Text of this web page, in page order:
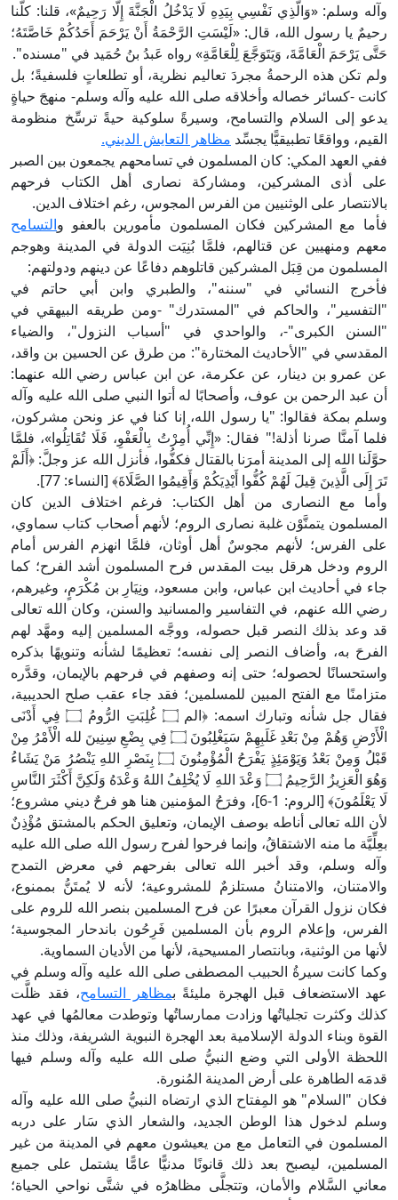
وآله وسلم: «وَالَّذِي نَفْسِي بِيَدِهِ لَا يَدْخُلُ الْجَنَّةَ إِلَّا رَحِيمٌ»، قلنا: كلُّنا
رحيمٌ يا رسول الله، قال: «لَيْسَتِ الرَّحْمَةُ أَنْ يَرْحَمَ أَحَدُكُمْ خَاصَّتَهُ؛
حَتَّى يَرْحَمَ الْعَامَّةَ، وَيَتَوَجَّعَ لِلْعَامَّةِ» رواه عَبدُ بنُ حُمَيد في "مسنده".
ولم تكن هذه الرحمةُ مجردَ تعاليم نظرية، أو تطلعاتٍ فلسفيةً؛ بل
كانت -كسائر خصاله وأخلاقه صلى الله عليه وآله وسلم- منهجَ حياةٍ
يدعو إلى السلام والتسامح، وسيرةً سلوكية حيةً ترسِّخ منظومة
القيم، وواقعًا تطبيقيًّا يجسِّد مظاهر التعايش الديني.
ففي العهد المكي: كان المسلمون في تسامحهم يجمعون بين الصبر
على أذى المشركين، ومشاركة نصارى أهل الكتاب فرحهم
بالانتصار على الوثنيين من الفرس المجوس، رغم اختلاف الدين.
فأما مع المشركين فكان المسلمون مأمورين بالعفو والتسامح
معهم ومنهيين عن قتالهم، فلمَّا بُنِيَت الدولة في المدينة وهوجم
المسلمون من قِبَل المشركين قاتلوهم دفاعًا عن دينهم ودولتهم:
فأخرج النسائي في "سننه"، والطبري وابن أبي حاتم في
"التفسير"، والحاكم في "المستدرك" -ومن طريقه البيهقي في
"السنن الكبرى"-، والواحدي في "أسباب النزول"، والضياء
المقدسي في "الأحاديث المختارة": من طرق عن الحسين بن واقد،
عن عمرو بن دينار، عن عكرمة، عن ابن عباس رضي الله عنهما:
أن عبد الرحمن بن عوف، وأصحابًا له أتوا النبي صلى الله عليه وآله
وسلم بمكة فقالوا: "يا رسول الله، إنا كنا في عز ونحن مشركون،
فلما آمنَّا صرنا أذلة!" فقال: «إِنِّي أُمِرْتُ بِالْعَفْوِ، فَلَا تُقَاتِلُوا»، فلمَّا
حوَّلَنا الله إلى المدينة أمرَنا بالقتال فكفُّوا، فأنزل الله عز وجلَّ: ﴿أَلَمْ
تَرَ إِلَى الَّذِينَ قِيلَ لَهُمْ كُفُّوا أَيْدِيَكُمْ وَأَقِيمُوا الصَّلَاةَ﴾ [النساء: 77].
وأما مع النصارى من أهل الكتاب: فرغم اختلاف الدين كان
المسلمون يتمنَّوْن غلبة نصارى الروم؛ لأنهم أصحاب كتاب سماوي،
على الفرس؛ لأنهم مجوسٌ أهل أوثان، فلمَّا انهزم الفرس أمام
الروم ودخل هرقل بيت المقدس فرح المسلمون أشد الفرح؛ كما
جاء في أحاديث ابن عباس، وابن مسعود، ونِيَارِ بن مُكْرَمٍ، وغيرهم،
رضي الله عنهم، في التفاسير والمسانيد والسنن، وكان الله تعالى
قد وعد بذلك النصر قبل حصوله، ووجَّه المسلمين إليه ومهَّد لهم
الفرحَ به، وأضاف النصر إلى نفسه؛ تعظيمًا لشأنه وتنويهًا بذكره
واستحسانًا لحصوله؛ حتى إنه وصفهم في فرحهم بالإيمان، وقدَّره
متزامنًا مع الفتح المبين للمسلمين؛ فقد جاء عقب صلح الحديبية،
فقال جل شأنه وتبارك اسمه: ﴿الم ۝ غُلِبَتِ الرُّومُ ۝ فِي أَدْنَى
الْأَرْضِ وَهُمْ مِنْ بَعْدِ غَلَبِهِمْ سَيَغْلِبُونَ ۝ فِي بِضْعِ سِنِينَ لله الْأَمْرُ مِنْ
قَبْلُ وَمِنْ بَعْدُ وَيَوْمَئِذٍ يَفْرَحُ الْمُؤْمِنُونَ ۝ بِنَصْرِ اللهِ يَنْصُرُ مَنْ يَشَاءُ
وَهُوَ الْعَزِيزُ الرَّحِيمُ ۝ وَعْدَ اللهِ لَا يُخْلِفُ اللهُ وَعْدَهُ وَلَكِنَّ أَكْثَرَ النَّاسِ
لَا يَعْلَمُونَ﴾ [الروم: 1-6]، وفرَحُ المؤمنين هنا هو فرحٌ ديني مشروع؛
لأن الله تعالى أناطه بوصف الإيمان، وتعليق الحكم بالمشتق مُؤْذِنٌ
بعِلِّيَّة ما منه الاشتقاقُ، وإنما فرحوا لفرح رسول الله صلى الله عليه
وآله وسلم، وقد أخبر الله تعالى بفرحهم في معرض التمدح
والامتنان، والامتنانُ مستلزمٌ للمشروعية؛ لأنه لا يُمتَنُّ بممنوع،
فكان نزول القرآن معبرًا عن فرح المسلمين بنصر الله للروم على
الفرس، وإعلام الروم بأن المسلمين فَرِحُون باندحار المجوسية؛
لأنها من الوثنية، وبانتصار المسيحية، لأنها من الأديان السماوية.
وكما كانت سيرةُ الحبيب المصطفى صلى الله عليه وآله وسلم في
عهد الاستضعاف قبل الهجرة مليئةً بمظاهر التسامح، فقد ظلَّت
كذلك وكثرت تجلياتُها وزادت ممارساتُها وتوطدت معالمُها في عهد
القوة وبناء الدولة الإسلامية بعد الهجرة النبوية الشريفة، وذلك منذ
اللحظة الأولى التي وضع النبيُّ صلى الله عليه وآله وسلم فيها
قدمَه الطاهرة على أرض المدينة المُنورة.
فكان "السلام" هو المِفتاح الذي ارتضاه النبيُّ صلى الله عليه وآله
وسلم لدخول هذا الوطن الجديد، والشعار الذي سَار على دربه
المسلمون في التعامل مع من يعيشون معهم في المدينة من غير
المسلمين، ليصبح بعد ذلك قانونًا مدنيًّا عامًّا يشتمل على جميع
معاني السَّلام والأمان، وتتجلَّى مظاهرُه في شتَّى نواحي الحياة؛